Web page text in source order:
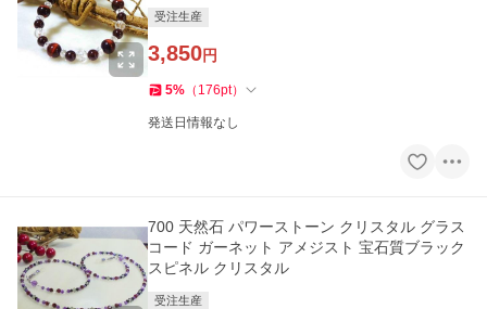
受注生産
3,850円
5% （ 176pt）
発送日情報なし
700 天然石 パワーストーン クリスタル グラス
コード ガーネット アメジスト 宝石質ブラック
スピネル クリスタル
受注生産